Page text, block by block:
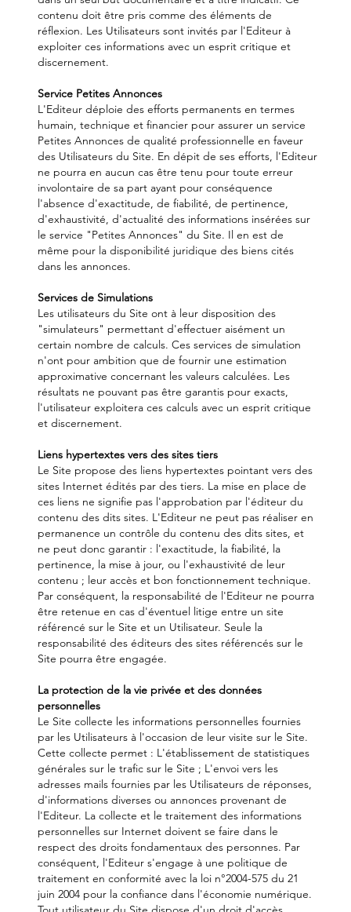
contenu doit être pris comme des éléments de
réflexion. Les Utilisateurs sont invités par l'Editeur à
exploiter ces informations avec un esprit critique et
discernement.
Service Petites Annonces
L'Editeur déploie des efforts permanents en termes
humain, technique et financier pour assurer un service
Petites Annonces de qualité professionnelle en faveur
des Utilisateurs du Site. En dépit de ses efforts, l'Editeur
ne pourra en aucun cas être tenu pour toute erreur
involontaire de sa part ayant pour conséquence
l'absence d'exactitude, de fiabilité, de pertinence,
d'exhaustivité, d'actualité des informations insérées sur
le service "Petites Annonces" du Site. Il en est de
même pour la disponibilité juridique des biens cités
dans les annonces.
Services de Simulations
Les utilisateurs du Site ont à leur disposition des
"simulateurs" permettant d'effectuer aisément un
certain nombre de calculs. Ces services de simulation
n'ont pour ambition que de fournir une estimation
approximative concernant les valeurs calculées. Les
résultats ne pouvant pas être garantis pour exacts,
l'utilisateur exploitera ces calculs avec un esprit critique
et discernement.
Liens hypertextes vers des sites tiers
Le Site propose des liens hypertextes pointant vers des
sites Internet édités par des tiers. La mise en place de
ces liens ne signifie pas l'approbation par l'éditeur du
contenu des dits sites. L'Editeur ne peut pas réaliser en
permanence un contrôle du contenu des dits sites, et
ne peut donc garantir : l'exactitude, la fiabilité, la
pertinence, la mise à jour, ou l'exhaustivité de leur
contenu ; leur accès et bon fonctionnement technique.
Par conséquent, la responsabilité de l'Editeur ne pourra
être retenue en cas d'éventuel litige entre un site
référencé sur le Site et un Utilisateur. Seule la
responsabilité des éditeurs des sites référencés sur le
Site pourra être engagée.
La protection de la vie privée et des données
personnelles
Le Site collecte les informations personnelles fournies
par les Utilisateurs à l'occasion de leur visite sur le Site.
Cette collecte permet : L'établissement de statistiques
générales sur le trafic sur le Site ; L'envoi vers les
adresses mails fournies par les Utilisateurs de réponses,
d'informations diverses ou annonces provenant de
l'Editeur. La collecte et le traitement des informations
personnelles sur Internet doivent se faire dans le
respect des droits fondamentaux des personnes. Par
conséquent, l'Editeur s'engage à une politique de
traitement en conformité avec la loi n°2004-575 du 21
juin 2004 pour la confiance dans l'économie numérique.